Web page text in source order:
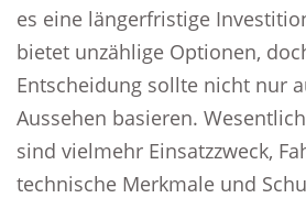
es eine längerfristige
bietet unzählige Optionen,
Entscheidung sollte nicht nur
Aussehen basieren.
sind vielmehr Einsatzzweck,
technische Merkmale und